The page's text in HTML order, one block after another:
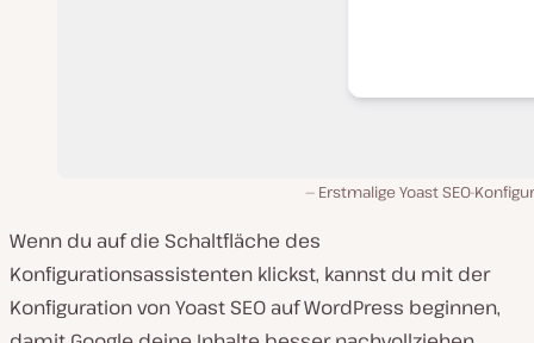
Erstmalige Yoast SEO-
Wenn du auf die Schaltfläche des
Konfigurationsassistenten klickst, kannst du mit der
Konfiguration von Yoast SEO auf WordPress beginnen,